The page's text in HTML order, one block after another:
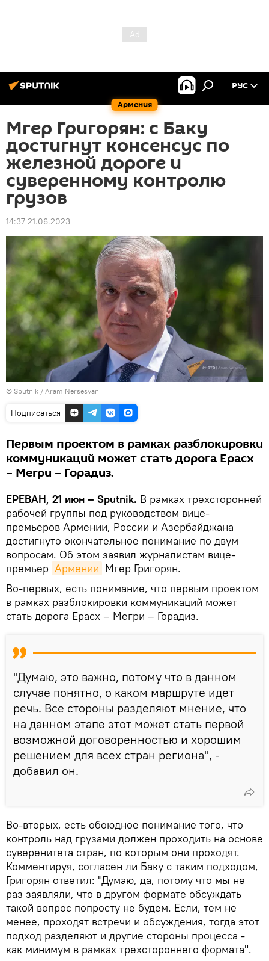
Армения
РУС
Мгер Григорян: с Баку
достигнут консенсус по
железной дороге и
суверенному контролю
грузов
14:37 21.06.2023
© Sputnik / Aram Nersesyan
Подписаться
Первым проектом в рамках разблокировки
коммуникаций может стать дорога Ерасх
– Мегри – Горадиз.
ЕРЕВАН, 21 июн – Sputnik. В рамках трехсторонней
рабочей группы под руководством вице-
премьеров Армении, России и Азербайджана
достигнуто окончательное понимание по двум
вопросам. Об этом заявил журналистам вице-
премьер Армении Мгер Григорян.
Во-первых, есть понимание, что первым проектом
в рамках разблокировки коммуникаций может
стать дорога Ерасх – Мегри – Горадиз.
"Думаю, это важно, потому что в данном
случае понятно, о каком маршруте идет
речь. Все стороны разделяют мнение, что
на данном этапе этот может стать первой
возможной договоренностью и хорошим
решением для всех стран региона", -
добавил он.
Во-вторых, есть обоюдное понимание того, что
контроль над грузами должен проходить на основе
суверенитета стран, по которым они проходят.
Комментируя, согласен ли Баку с таким подходом,
Григорян ответил: "Думаю, да, потому что мы не
раз заявляли, что в другом формате обсуждать
такой вопрос попросту не будем. Если, тем не
менее, проходят встречи и обсуждения, тогда этот
подход разделяют и другие стороны процесса -
как минимум в рамках трехстороннего формата".